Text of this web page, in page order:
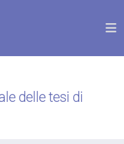
delle tesi di